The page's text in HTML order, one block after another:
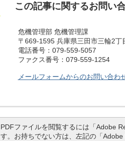
この記事に関するお問い
危機管理部 危機管理課
〒669-1595 兵庫県三田市三輪2丁
電話番号：079-559-5057
ファクス番号：079-559-1254
メールフォームからのお問い合わ
PDFファイルを閲覧するには「Adobe
す。お持ちでない方は、左記の「